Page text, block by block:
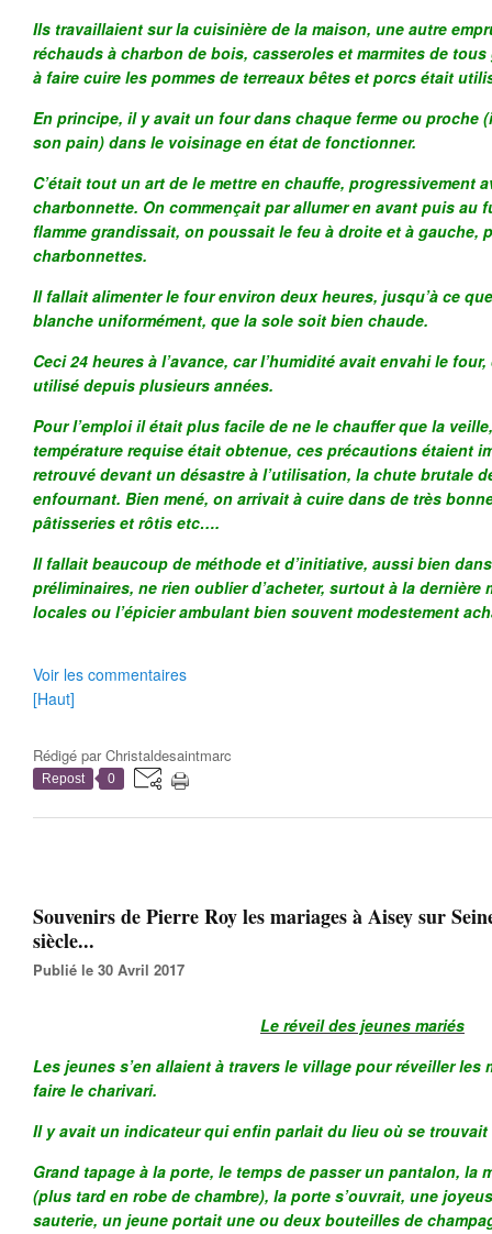
Ils travaillaient sur la cuisinière de la maison, une autre
réchauds à charbon de bois, casseroles et marmites de tous
à faire cuire les pommes de terreaux bêtes et porcs était
En principe, il y avait un four dans chaque ferme ou proche
son pain) dans le voisinage en état de fonctionner.
C’était tout un art de le mettre en chauffe, progressivement
charbonnette. On commençait par allumer en avant puis au
flamme grandissait, on poussait le feu à droite et à gauche,
charbonnettes.
Il fallait alimenter le four environ deux heures, jusqu’à ce
blanche uniformément, que la sole soit bien chaude.
Ceci 24 heures à l’avance, car l’humidité avait envahi le
utilisé depuis plusieurs années.
Pour l’emploi il était plus facile de ne le chauffer que la
température requise était obtenue, ces précautions étaient
retrouvé devant un désastre à l’utilisation, la chute brutale
enfournant. Bien mené, on arrivait à cuire dans de très
pâtisseries et rôtis etc….
Il fallait beaucoup de méthode et d’initiative, aussi bien
préliminaires, ne rien oublier d’acheter, surtout à la dernière
locales ou l’épicier ambulant bien souvent modestement
Voir les commentaires
[Haut]
Rédigé parChristaldesaintmarc
Repost 0
Souvenirs de Pierre Roy les mariages à Aisey sur
siècle...
Publié le 30 Avril 2017
Le réveil des jeunes mariés
Les jeunes s’en allaient à travers le village pour réveiller
faire le charivari.
Il y avait un indicateur qui enfin parlait du lieu où se
Grand tapage à la porte, le temps de passer un pantalon, la
(plus tard en robe de chambre), la porte s’ouvrait, une
sauterie, un jeune portait une ou deux bouteilles de